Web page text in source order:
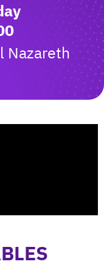
Nazareth